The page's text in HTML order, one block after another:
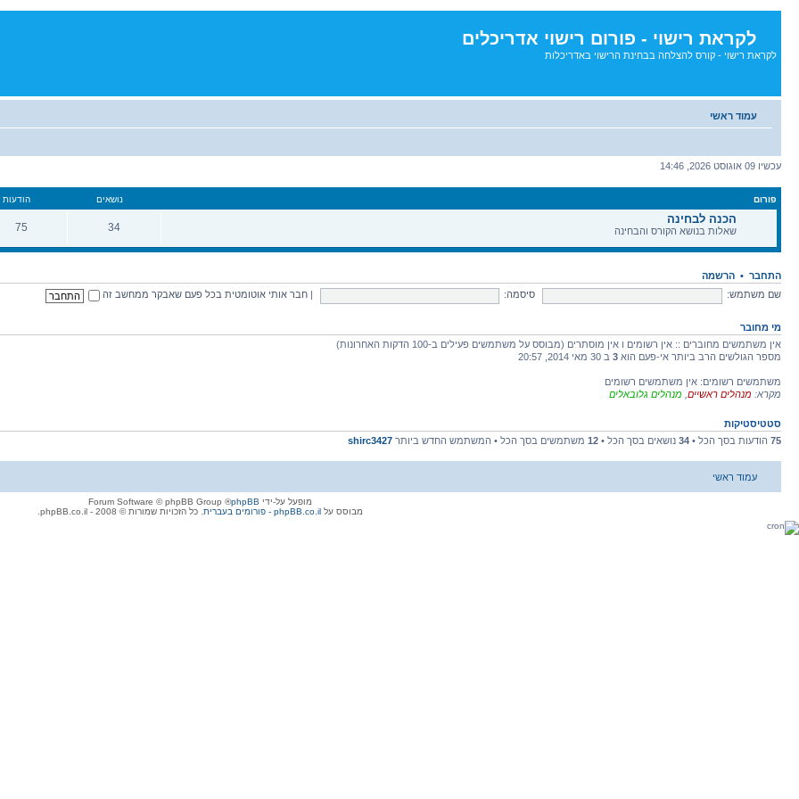
לקראת רישוי - פורום רישוי אדריכלים
לקראת רישוי - קורס להצלחה בבחינת הרישוי באדריכלות
לתוכן
עמוד ראשי
עכשיו 09 אוגוסט 2026, 14:46
פורום נושאים הודעות
הכנה לבחינה
שאלות בנושא הקורס והבחינה
34
נושאים
75
הודעות
התחבר • הרשמה
שם משתמש:
סיסמה: חבר אותי אוטומטית בכל פעם שאבקר ממחשב זה
מי מחובר
אין משתמשים מחוברים :: אין רשומים ו אין מוסתרים (מבוסס על משתמשים פעילים ב-100 הדקות האחרונות)
מספר הגולשים הרב ביותר אי-פעם הוא 3 ב 30 מאי 2014, 20:57
משתמשים רשומים: אין משתמשים רשומים
מקרא: מנהלים ראשיים מנהלים גלובאלים
סטטיסטיקות
75 הודעות בסך הכל • 34 נושאים בסך הכל • 12 משתמשים בסך הכל • המשתמש החדש ביותר shirc3427
עמוד ראשי
מופעל על-ידי phpBB
® Forum Software © phpBB Group
מבוסס עלphpBB.co.il - פורומים בעברית . כל הזכויות שמורות © 2008 - phpBB.co.il.